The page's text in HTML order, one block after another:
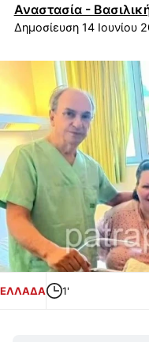
Αναστασία -
14 Ιουνίου
ΕΛΛΑΔΑ 1'